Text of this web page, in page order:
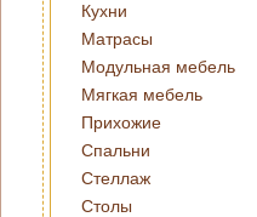
Кухни
Матрасы
Модульная мебель
Мягкая мебель
Прихожие
Спальни
Стеллаж
Столы